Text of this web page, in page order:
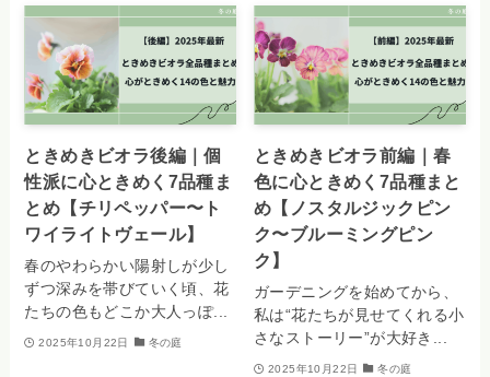
ときめきビオラ後編｜個
性派に心ときめく7品種ま
とめ【チリペッパー〜ト
ワイライトヴェール】
春のやわらかい陽射しが少し
ずつ深みを帯びていく頃、花
たちの色もどこか大人っぽ...
2025年10月22日 冬の庭
ときめきビオラ前編｜春
色に心ときめく7品種まと
め【ノスタルジックピン
ク〜ブルーミングピン
ク】
ガーデニングを始めてから、
私は“花たちが見せてくれる小
さなストーリー”が大好き...
2025年10月22日 冬の庭